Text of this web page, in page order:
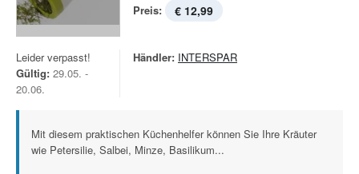
Preis: € 12,99
Leider verpasst!
Gültig: 29.05. -
20.06.
Händler: INTERSPAR
Mit diesem praktischen Küchenhelfer können Sie Ihre Kräuter
wie Petersilie, Salbei, Minze, Basilikum...